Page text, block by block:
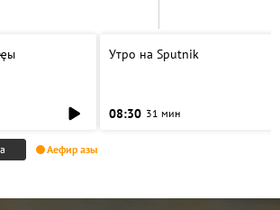
Утро на Sputnik
08:30 31 мин
Аефир азы